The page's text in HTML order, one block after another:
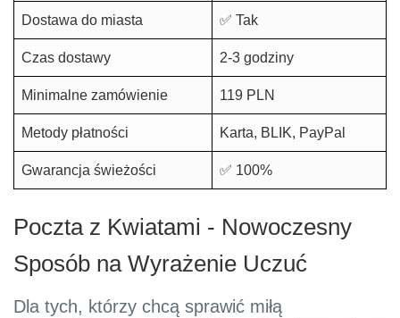
Dostawa do miasta ✅ Tak
Czas dostawy 2-3 godziny
Minimalne zamówienie 119 PLN
Metody płatności Karta, BLIK, PayPal
Gwarancja świeżości ✅ 100%
Poczta z Kwiatami - Nowoczesny
Sposób na Wyrażenie Uczuć
Dla tych, którzy chcą sprawić miłą